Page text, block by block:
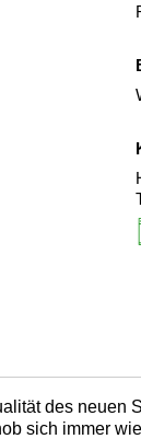
des neuen
sich immer